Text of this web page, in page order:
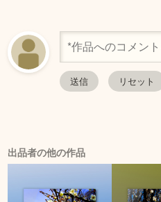
出品者の他の作品